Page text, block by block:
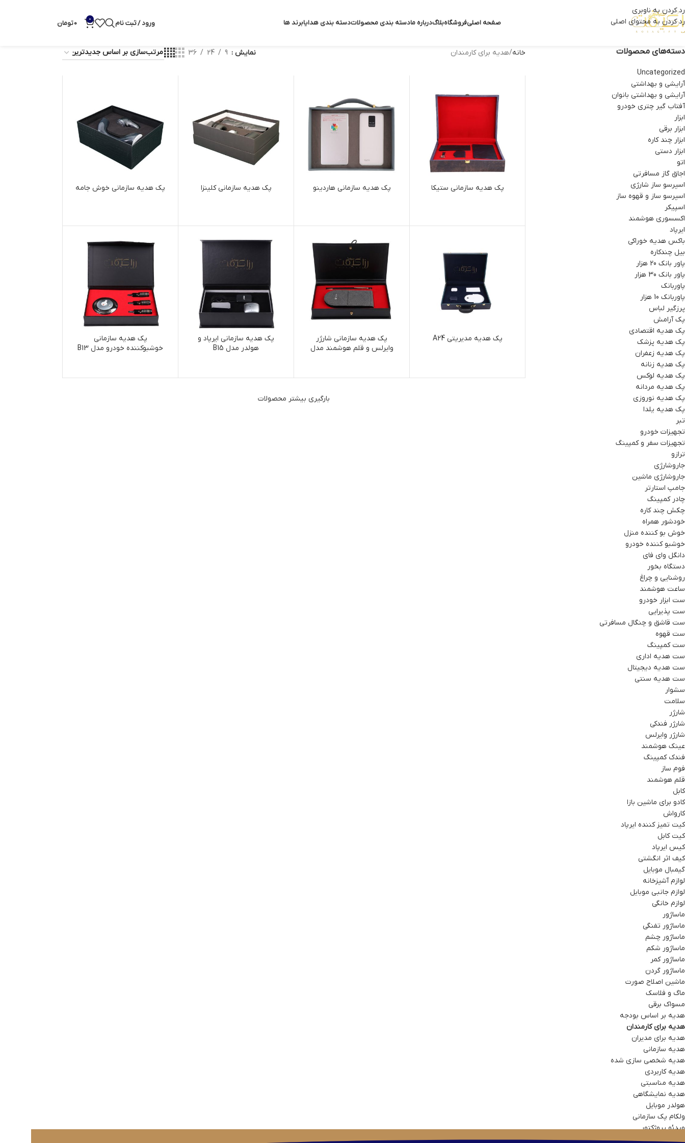
رد کردن به ناوبری
رد کردن به محتوای اصلی
صفحه اصلیفروشگاهبلاگدرباره مادسته بندی محصولاتدسته بندی هدایابرند ها ورود / ثبت نام 0
0تومان
دسته‌های محصولات
Uncategorized
آرایشی و بهداشتی
آرایشی و بهداشتی بانوان
آفتاب گیر چتری خودرو
ابزار
ابزار برقی
ابزار چند کاره
ابزار دستی
اتو
اجاق گاز مسافرتی
اسپرسو ساز شارژی
اسپرسو ساز و قهوه ساز
اسپیکر
اکسسوری هوشمند
ایرپاد
باکس هدیه خوراکی
بیل چندکاره
پاور بانک 20 هزار
پاور بانک 30 هزار
پاوربانک
پاوربانک 10 هزار
پرزگیر لباس
پک آرامش
پک هدیه اقتصادی
پک هدیه پزشک
پک هدیه زعفران
پک هدیه زنانه
پک هدیه لوکس
پک هدیه مردانه
پک هدیه نوروزی
پک هدیه یلدا
تبر
تجهیزات خودرو
تجهیزات سفر و کمپینگ
ترازو
جاروشارژی
جاروشارژی ماشین
جامپ استارتر
چادر کمپینگ
چکش چند کاره
خودشور همراه
خوش بو کننده منزل
خوشبو کننده خودرو
دانگل وای فای
دستگاه بخور
روشنایی و چراغ
ساعت هوشمند
ست ابزار خودرو
ست پذیرایی
ست قاشق و چنگال مسافرتی
ست قهوه
ست کمپینگ
ست هدیه اداری
ست هدیه دیجیتال
ست هدیه سنتی
سشوار
سلامت
شارژر
شارژر فندکی
شارژر وایرلس
عینک هوشمند
فندک کمپینگ
فوم ساز
قلم هوشمند
کابل
کادو برای ماشین بازا
کارواش
کیت تمیز کننده ایرپاد
کیت کابل
کیس ایرپاد
کیف اثر انگشتی
گیمبال موبایل
لوازم آشپزخانه
لوازم جانبی موبایل
لوازم خانگی
ماساژور
ماساژور تفنگی
ماساژور چشم
ماساژور شکم
ماساژور کمر
ماساژور گردن
ماشین اصلاح صورت
ماگ و فلاسک
مسواک برقی
هدیه بر اساس بودجه
هدیه برای کارمندان
هدیه برای مدیران
هدیه سازمانی
هدیه شخصی سازی شده
هدیه کاربردی
هدیه مناسبتی
هدیه نمایشگاهی
هولدر موبایل
ولکام پک سازمانی
ویدئو پروژکتور
خانه هدیه برای کارمندان نمایش 9
24
36
پک هدیه سازمانی ستیکا پک هدیه سازمانی هاردینو پک هدیه سازمانی کلینزا پک هدیه سازمانی خوش جامه
پک هدیه مدیریتی A24
پک هدیه سازمانی شارژر
وایرلس و قلم هوشمند مدل
پک هدیه سازمانی ایرپاد و
هولدر مدل B15
پک هدیه سازمانی
خوشبوکننده خودرو مدل B13
بارگیری بیشتر محصولات